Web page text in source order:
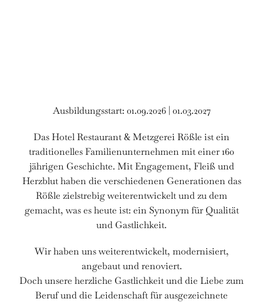
Ausbildungsstart: 01.09.2026 | 01.03.2027
Das Hotel Restaurant & Metzgerei Rößle ist ein
traditionelles Familienunternehmen mit einer 160
jährigen Geschichte. Mit Engagement, Fleiß und
Herzblut haben die verschiedenen Generationen das
Rößle zielstrebig weiterentwickelt und zu dem
gemacht, was es heute ist: ein Synonym für Qualität
und Gastlichkeit.
Wir haben uns weiterentwickelt, modernisiert,
angebaut und renoviert.
Doch unsere herzliche Gastlichkeit und die Liebe zum
Beruf und die Leidenschaft für ausgezeichnete